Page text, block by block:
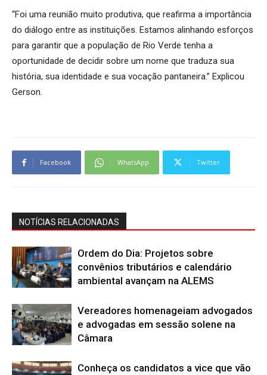
“Foi uma reunião muito produtiva, que reafirma a importância
do diálogo entre as instituições. Estamos alinhando esforços
para garantir que a população de Rio Verde tenha a
oportunidade de decidir sobre um nome que traduza sua
história, sua identidade e sua vocação pantaneira.” Explicou
Gerson.
Facebook WhatsApp Twitter
NOTÍCIAS RELACIONADAS
Ordem do Dia: Projetos sobre
convênios tributários e calendário
ambiental avançam na ALEMS
Vereadores homenageiam advogados
e advogadas em sessão solene na
Câmara
Conheça os candidatos a vice que vão